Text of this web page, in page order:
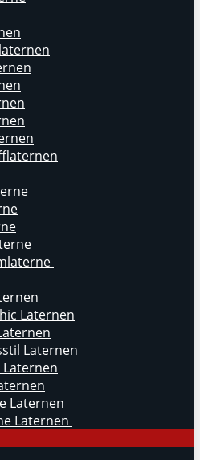
Laternen
Laternen
Laternen
Laternen
Laternen